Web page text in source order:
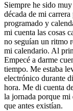
Siempre he sido
década de mi
programado y
mi cuenta las cosas
no seguían un ritmo
mi calendario. Al
Empecé a darme
tiempo. Me estaba
electrónico durante
hora. Me di cuenta
la jornada porque mi
que antes existían.